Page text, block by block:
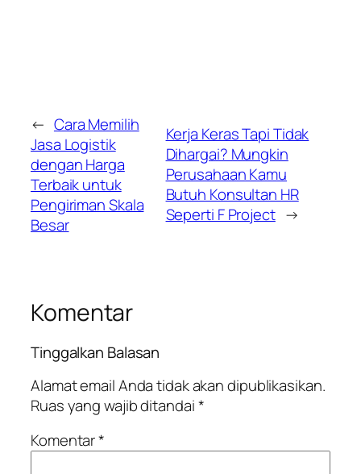
← Cara Memilih
Jasa Logistik
dengan Harga
Terbaik untuk
Pengiriman Skala
Besar
Kerja Keras Tapi Tidak
Dihargai? Mungkin
Perusahaan Kamu
Butuh Konsultan HR
Seperti F Project →
Komentar
Tinggalkan Balasan
Alamat email Anda tidak akan dipublikasikan.
Ruas yang wajib ditandai*
Komentar*